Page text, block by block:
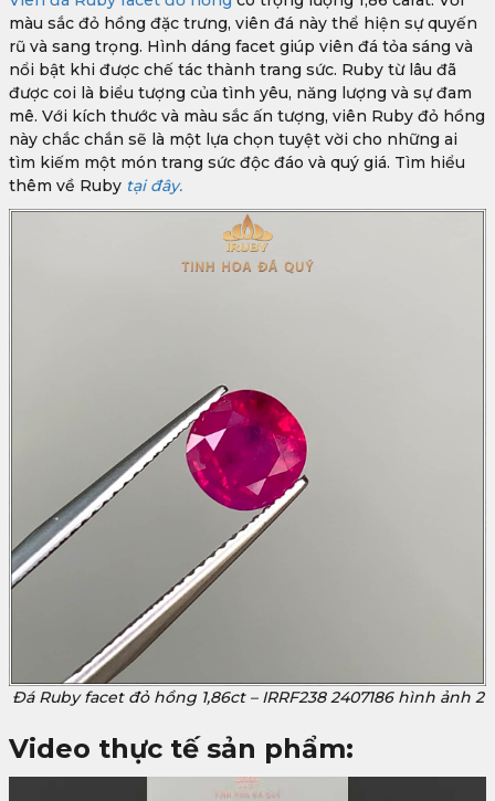
màu sắc đỏ hồng đặc trưng, viên đá này thể hiện sự quyến
rũ và sang trọng. Hình dáng facet giúp viên đá tỏa sáng và
nổi bật khi được chế tác thành trang sức. Ruby từ lâu đã
được coi là biểu tượng của tình yêu, năng lượng và sự đam
mê. Với kích thước và màu sắc ấn tượng, viên Ruby đỏ hồng
này chắc chắn sẽ là một lựa chọn tuyệt vời cho những ai
tìm kiếm một món trang sức độc đáo và quý giá. Tìm hiểu
thêm về Ruby tại đây.
Đá Ruby facet đỏ hồng 1,86ct – IRRF238 2407186 hình ảnh 2
Video thực tế sản phẩm: